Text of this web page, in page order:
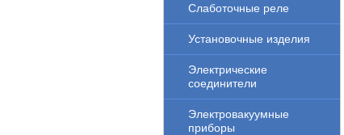
Слаботочные реле
Установочные изделия
Электрические
соединители
Электровакуумные
приборы